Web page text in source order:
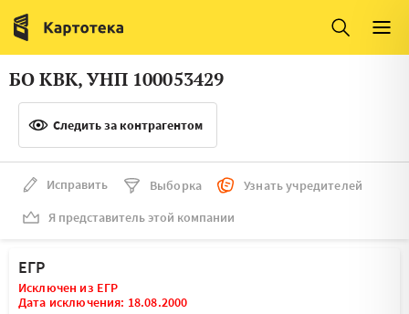
Италия
Люксембург
Литва
Нидерланды
БО КВК, УНП 100053429
Следить за контрагентом
Исправить Выборка
Узнать учредителей
Я представитель этой компании
ЕГР
Исключен из ЕГР
Дата исключения: 18.08.2000